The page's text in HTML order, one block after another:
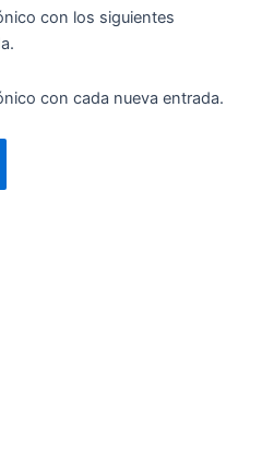
con los siguientes
con cada nueva entrada.